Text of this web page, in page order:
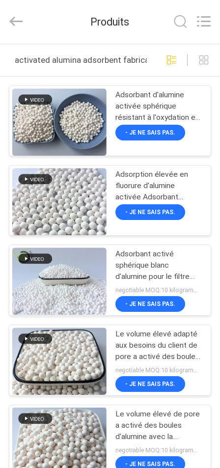
PRODUITS
VIDÉOS
SPECTACLE
DE
RÉALITÉ
VIRTUELLE
PROPOS
DE
NOUS
VISITE
DE
L'USINE
CONTRÔLE
DE
QUALITÉ
NOUS
CONTACTER
Purification
Technology
Rights
Produits
activated alumina adsorbent fabrication en ligne
Adsorbant d'alumine
activée sphérique
résistant à l'oxydation et
à forte teneur en Al2O3
- JE NE SAIS PAS.
Adsorption élevée en
fluorure d'alumine
activée Adsorbant
d'alumine activée
blanche Séchage
- JE NE SAIS PAS.
Adsorbant activé
sphérique blanc
d'alumine pour le filtre
d'eau potable
negotiable MOQ:10 kilogrammes
- JE NE SAIS PAS.
Le volume élevé adapté
aux besoins du client de
pore a activé des boules
CAS 110092-32-3
d'alumine
- JE NE SAIS PAS.
Le volume élevé de pore
a activé des boules
d'alumine avec la
résistance à l'oxydation
élevée
- JE NE SAIS PAS.